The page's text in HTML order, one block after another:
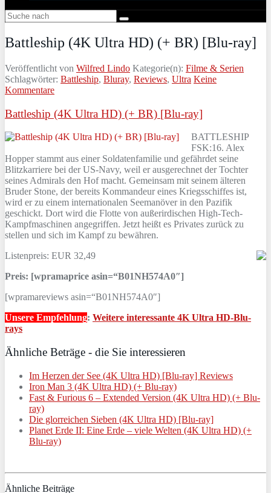
Battleship (4K Ultra HD) (+ BR) [Blu-ray]
Veröffentlicht von Wilfred Lindo Kategorie(n): Filme & Serien
Schlagwörter: Battleship, Bluray, Reviews, Ultra Keine
Kommentare
Battleship (4K Ultra HD) (+ BR) [Blu-ray]
BATTLESHIP
FSK:16. Alex
Hopper stammt aus einer Soldatenfamilie und gefährdet seine
Blitzkarriere bei der US-Navy, weil er ausgerechnet der Tochter
seines Admirals den Hof macht. Gemeinsam mit seinem älteren
Bruder Stone, der bereits Kommandeur eines Kriegsschiffes ist,
wird er zu einem internationalen Seemanöver in den Pazifik
geschickt. Dort wird die Flotte von außerirdischen High-Tech-
Kampfmaschinen angegriffen. Jetzt heißt es Privates zurück zu
stellen und sich im Kampf zu bewähren.
Listenpreis: EUR 32,49
Preis: [wpramaprice asin=“B01NH574A0″]
[wpramareviews asin=“B01NH574A0″]
Unsere Empfehlung: Weitere interessante 4K Ultra HD-Blu-
rays
Ähnliche Beträge - die Sie interessieren
Im Herzen der See (4K Ultra HD) [Blu-ray] Reviews
Iron Man 3 (4K Ultra HD) (+ Blu-ray)
Fast & Furious 6 – Extended Version (4K Ultra HD) (+ Blu-
ray)
Die glorreichen Sieben (4K Ultra HD) [Blu-ray]
Planet Erde II: Eine Erde – viele Welten (4K Ultra HD) (+
Blu-ray)
Ähnliche Beiträge